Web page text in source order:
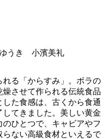
れる「からすみ」。ボラの
させて作られる伝統食品
た食感は、古くから食通
てきました。美しい黄金
ひとつで、キャビアやフ
らない高級食材といえるで